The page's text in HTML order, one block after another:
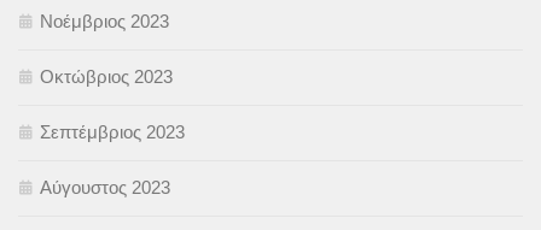
Νοέμβριος 2023
Οκτώβριος 2023
Σεπτέμβριος 2023
Αύγουστος 2023